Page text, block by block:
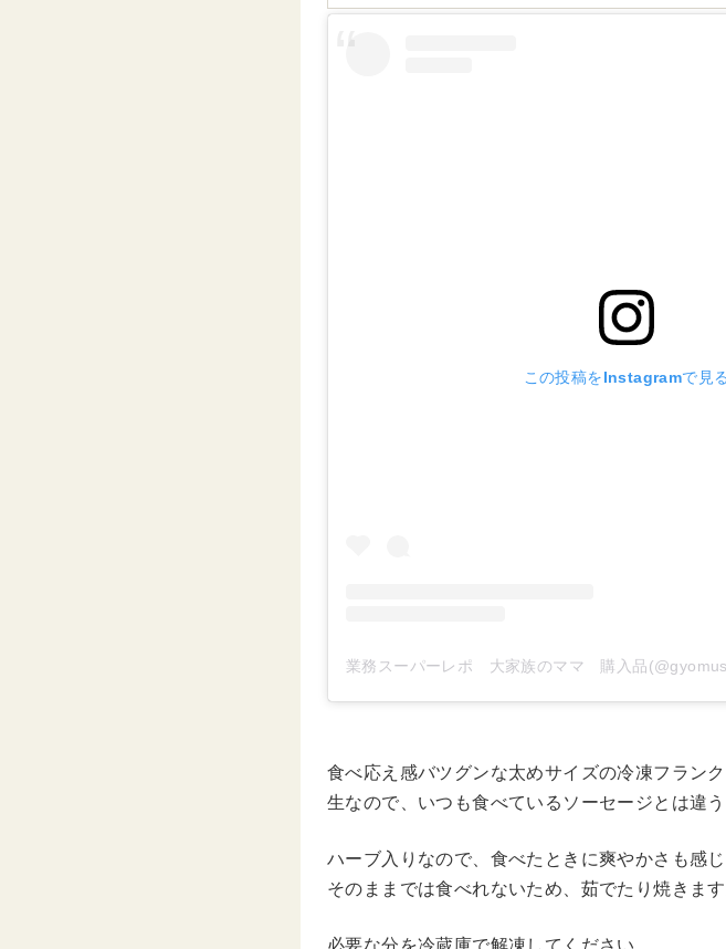
この投稿をInstagramで見る
食べ応え感バツグンな太めサイズの冷凍フランク
生なので、いつも食べているソーセージとは違
ハーブ入りなので、食べたときに爽やかさも感
そのままでは食べれないため、茹でたり焼きま